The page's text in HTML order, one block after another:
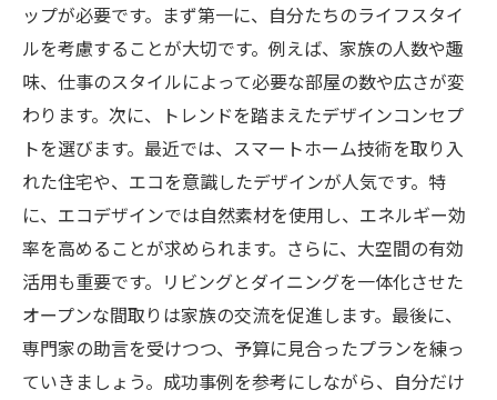
ップが必要です。まず第一に、自分たちのライフスタイ
ルを考慮することが大切です。例えば、家族の人数や趣
味、仕事のスタイルによって必要な部屋の数や広さが変
わります。次に、トレンドを踏まえたデザインコンセプ
トを選びます。最近では、スマートホーム技術を取り入
れた住宅や、エコを意識したデザインが人気です。特
に、エコデザインでは自然素材を使用し、エネルギー効
率を高めることが求められます。さらに、大空間の有効
活用も重要です。リビングとダイニングを一体化させた
オープンな間取りは家族の交流を促進します。最後に、
専門家の助言を受けつつ、予算に見合ったプランを練っ
ていきましょう。成功事例を参考にしながら、自分だけ